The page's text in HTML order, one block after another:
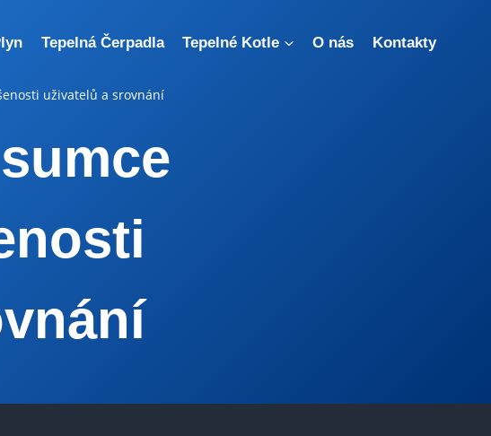
Tepelná Čerpadla Tepelné Kotle O nás Kontakty
uživatelů a srovnání